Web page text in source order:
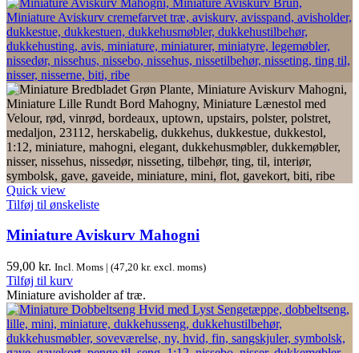
Quick view
Tilføj til ønskeliste
Miniature Aviskurv Mahogni
59,00 kr. Incl. Moms | (47,20 kr. excl. moms)
Tilføj til kurv
Miniature avisholder af træ.